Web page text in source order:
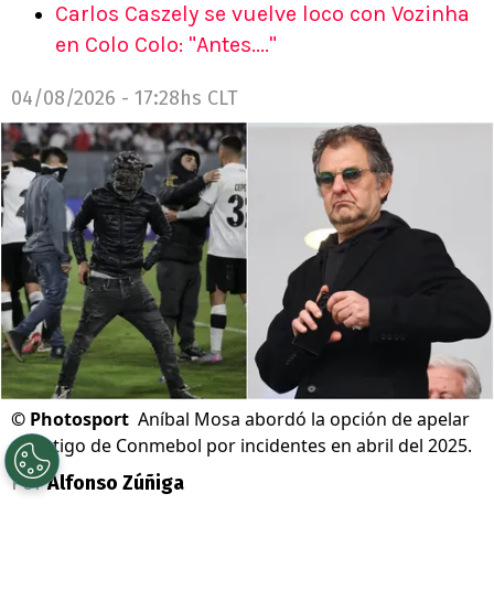
Carlos Caszely se vuelve loco con Vozinha
en Colo Colo: "Antes...."
04/08/2026 - 17:28hs CLT
© Photosport Aníbal Mosa abordó la opción de apelar
a castigo de Conmebol por incidentes en abril del 2025.
Por Alfonso Zúñiga